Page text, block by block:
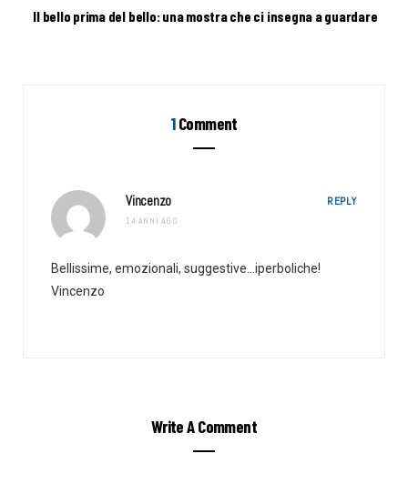
Il bello prima del bello: una mostra che ci insegna a guardare
1Comment
Vincenzo
14 ANNI AGO
REPLY
Bellissime, emozionali, suggestive…iperboliche!
Vincenzo
Write A Comment